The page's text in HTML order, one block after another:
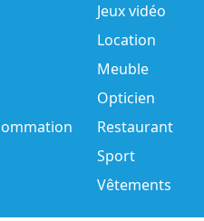
Jeux vidéo
Location
Meuble
Opticien
Restaurant
Sport
Vêtements